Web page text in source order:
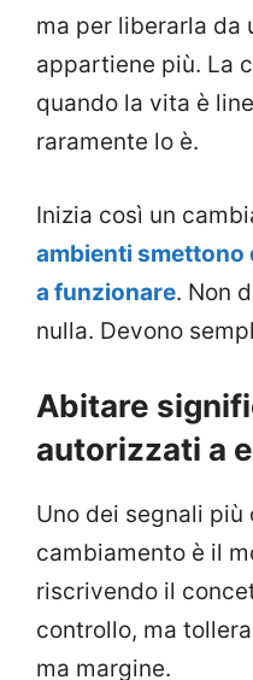
ma per liberarla da
appartiene più. La
quando la vita è
raramente lo è.
Inizia così un
ambienti smettono
a funzionare. Non
nulla. Devono
Abitare
autorizzati a
Uno dei segnali
cambiamento è il
riscrivendo il
controllo, ma
ma margine.